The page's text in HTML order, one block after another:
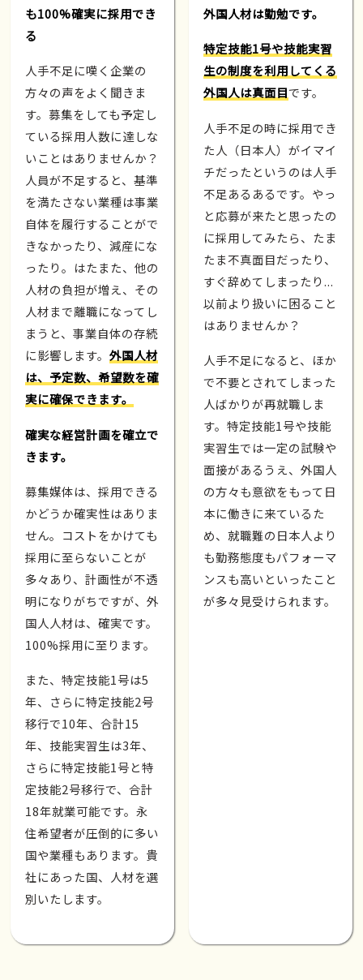
も100%確実に採用でき
る
人手不足に嘆く企業の
方々の声をよく聞きま
す。募集をしても予定し
ている採用人数に達しな
いことはありませんか？
人員が不足すると、基準
を満たさない業種は事業
自体を履行することがで
きなかったり、減産にな
ったり。はたまた、他の
人材の負担が増え、その
人材まで離職になってし
まうと、事業自体の存続
に影響します。外国人材
は、予定数、希望数を確
実に確保できます。
確実な経営計画を確立で
きます。
募集媒体は、採用できる
かどうか確実性はありま
せん。コストをかけても
採用に至らないことが
多々あり、計画性が不透
明になりがちですが、外
国人人材は、確実です。
100%採用に至ります。
また、特定技能1号は5
年、さらに特定技能2号
移行で10年、合計15
年、技能実習生は3年、
さらに特定技能1号と特
定技能2号移行で、合計
18年就業可能です。永
住希望者が圧倒的に多い
国や業種もあります。貴
社にあった国、人材を選
別いたします。
外国人材は勤勉です。
特定技能1号や技能実習
生の制度を利用してくる
外国人は真面目です。
人手不足の時に採用でき
た人（日本人）がイマイ
チだったというのは人手
不足あるあるです。やっ
と応募が来たと思ったの
に採用してみたら、たま
たま不真面目だったり、
すぐ辞めてしまったり...
以前より扱いに困ること
はありませんか？
人手不足になると、ほか
で不要とされてしまった
人ばかりが再就職しま
す。特定技能1号や技能
実習生では一定の試験や
面接があるうえ、外国人
の方々も意欲をもって日
本に働きに来ているた
め、就職難の日本人より
も勤務態度もパフォーマ
ンスも高いといったこと
が多々見受けられます。